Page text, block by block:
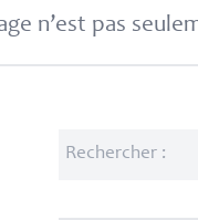
n’est pas